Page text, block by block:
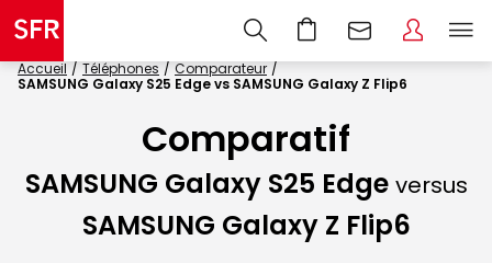
Accueil Téléphones
Comparateur
SAMSUNG Galaxy S25 Edge vs SAMSUNG Galaxy Z Flip6
Comparatif
SAMSUNG Galaxy S25 Edge versus
SAMSUNG Galaxy Z Flip6